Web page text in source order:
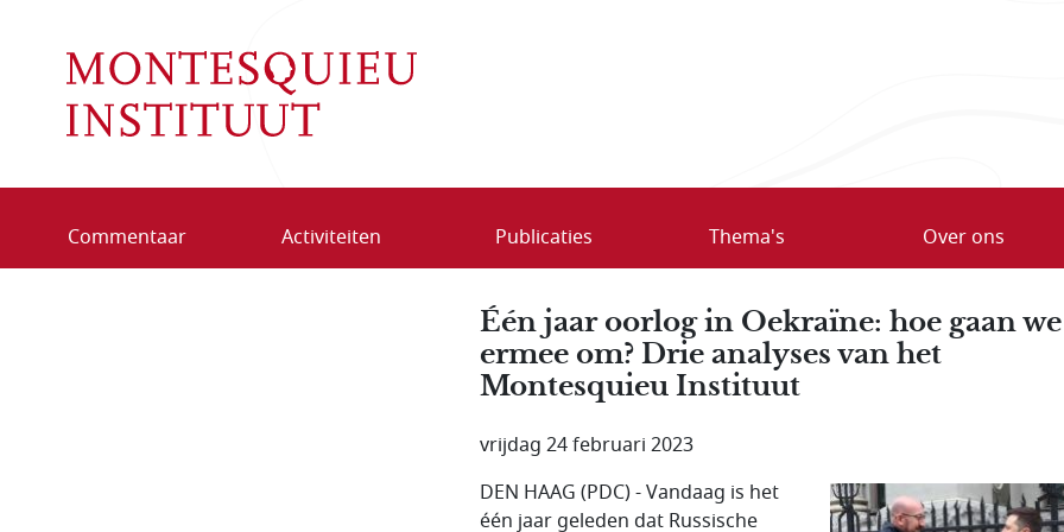
Commentaar Activiteiten Publicaties Thema's Over ons
Één jaar oorlog in Oekraïne: hoe gaan we
ermee om? Drie analyses van het
Montesquieu Instituut
vrijdag 24 februari 2023
DEN HAAG (PDC) - Vandaag is het
één jaar geleden dat Russische